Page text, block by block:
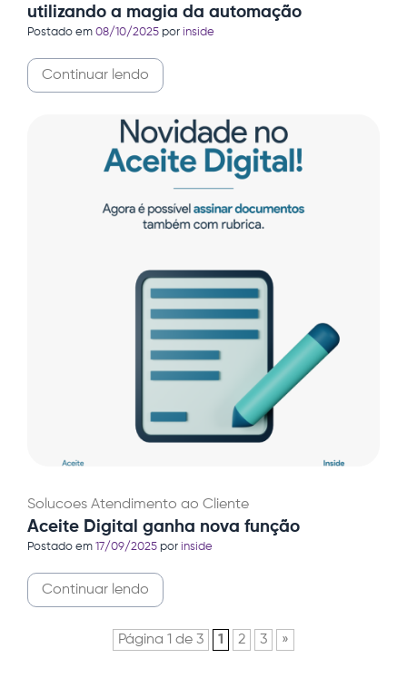
utilizando a magia da automação
Postado em 08/10/2025 por inside
Continuar lendo
Solucoes Atendimento ao Cliente
Aceite Digital ganha nova função
Postado em 17/09/2025 por inside
Continuar lendo
Página 1 de 3 1 2 3 »